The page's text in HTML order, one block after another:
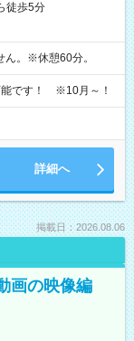
徒歩5分
。※休憩60分。
です！ ※10月～！
詳細へ
掲載日：2026.08.06
画の映像編